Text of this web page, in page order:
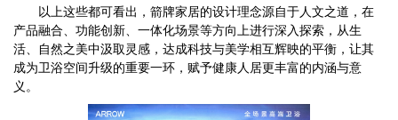
以上这些都可看出，箭牌家居的设计理念源自于人文之道，在
产品融合、功能创新、一体化场景等方向上进行深入探索，从生
活、自然之美中汲取灵感，达成科技与美学相互辉映的平衡，让其
成为卫浴空间升级的重要一环，赋予健康人居更丰富的内涵与意
义。